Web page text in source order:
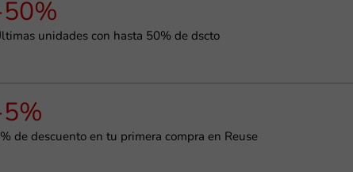
unidades con hasta 50% de dscto
de descuento en tu primera compra en Reuse